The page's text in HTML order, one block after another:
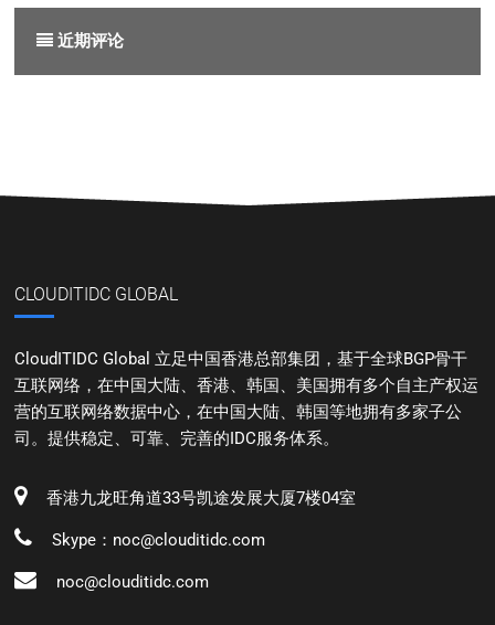
近期评论
CLOUDITIDC GLOBAL
CloudITIDC Global 立足中国香港总部集团，基于全球BGP骨干
互联网络，在中国大陆、香港、韩国、美国拥有多个自主产权运
营的互联网络数据中心，在中国大陆、韩国等地拥有多家子公
司。提供稳定、可靠、完善的IDC服务体系。
香港九龙旺角道33号凯途发展大厦7楼04室
Skype：noc@clouditidc.com
noc@clouditidc.com